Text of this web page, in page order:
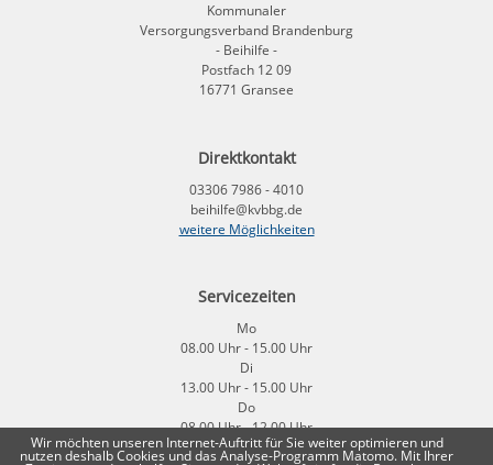
Kommunaler
Versorgungsverband Brandenburg
- Beihilfe -
Postfach 12 09
16771 Gransee
Direktkontakt
03306 7986 - 4010
beihilfe@kvbbg.de
weitere Möglichkeiten
Servicezeiten
Mo
08.00 Uhr - 15.00 Uhr
Di
13.00 Uhr - 15.00 Uhr
Do
08.00 Uhr - 12.00 Uhr
Fr
Wir möchten unseren Internet-Auftritt für Sie weiter optimieren und
nutzen deshalb Cookies und das Analyse-Programm Matomo. Mit Ihrer